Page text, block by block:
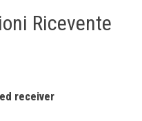
Ricevente
receiver